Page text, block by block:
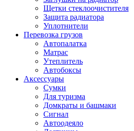
Щетки стеклоочистителя
Защита радиатора
Уплотнители
Перевозка грузов
Автопалатка
Матрас
Утеплитель
Автобоксы
Аксессуары
Сумки
Для туризма
Домкраты и башмаки
Сигнал
Автоодеяло